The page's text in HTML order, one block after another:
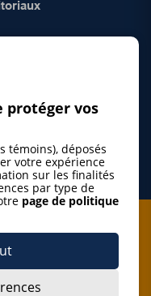
protéger vos
témoins), déposés
votre expérience
sur les finalités
par type de
page de politique